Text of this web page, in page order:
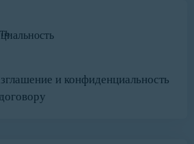
и конфиденциальность